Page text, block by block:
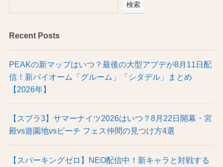
検索
Recent Posts
PEAKの新マップはいつ？最後の大型アプデが8月11日配
信！新バイオーム「グルーム」「シタデル」まとめ
【2026年】
【スプラ3】サマーナイツ2026はいつ？8月22日開幕・宮
殿vs遊園地vsビーチ フェス仲間の見つけ方4選
【スパーキングゼロ】NEO配信中！新キャラと対戦する